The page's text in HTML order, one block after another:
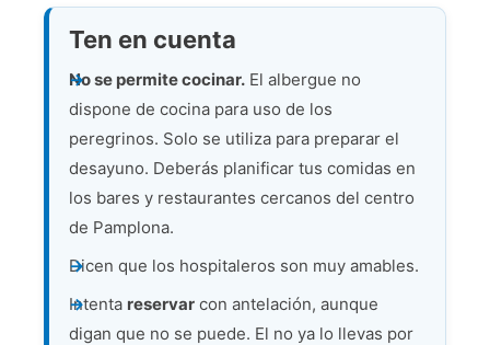
Ten en cuenta
No se permite cocinar. El albergue no
dispone de cocina para uso de los
peregrinos. Solo se utiliza para preparar el
desayuno. Deberás planificar tus comidas en
los bares y restaurantes cercanos del centro
de Pamplona.
Dicen que los hospitaleros son muy amables.
Intenta reservar con antelación, aunque
digan que no se puede. El no ya lo llevas por